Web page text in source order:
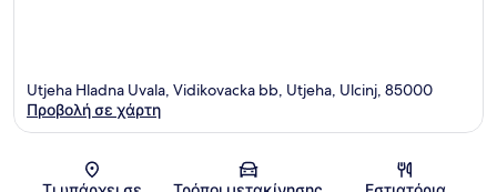
Χάρτης
Utjeha Hladna Uvala, Vidikovacka bb, Utjeha, Ulcinj, 85000
Προβολή σε χάρτη